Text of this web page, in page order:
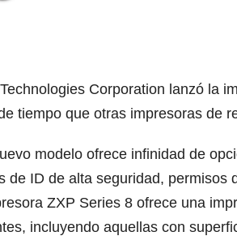
Corporation lanzó la
tiempo que otras impresoras de
modelo ofrece infinidad de
de ID de alta seguridad, permisos
ZXP Series 8 ofrece una
incluyendo aquellas con